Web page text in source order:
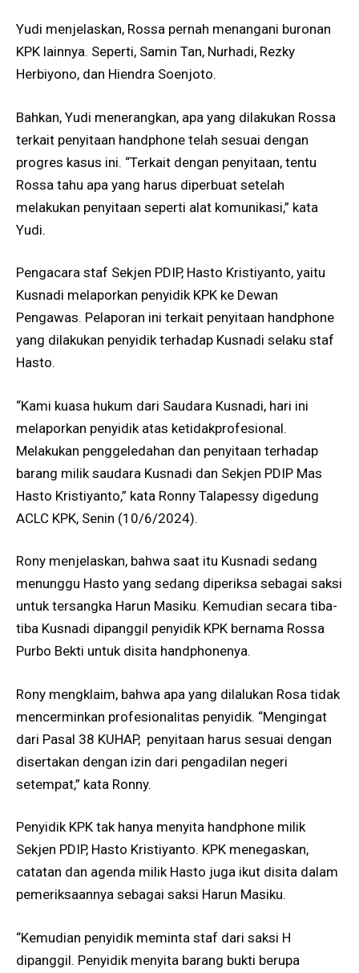
Yudi menjelaskan, Rossa pernah menangani buronan
KPK lainnya. Seperti, Samin Tan, Nurhadi, Rezky
Herbiyono, dan Hiendra Soenjoto.
Bahkan, Yudi menerangkan, apa yang dilakukan Rossa
terkait penyitaan handphone telah sesuai dengan
progres kasus ini. “Terkait dengan penyitaan, tentu
Rossa tahu apa yang harus diperbuat setelah
melakukan penyitaan seperti alat komunikasi,” kata
Yudi.
Pengacara staf Sekjen PDIP, Hasto Kristiyanto, yaitu
Kusnadi melaporkan penyidik KPK ke Dewan
Pengawas. Pelaporan ini terkait penyitaan handphone
yang dilakukan penyidik terhadap Kusnadi selaku staf
Hasto.
“Kami kuasa hukum dari Saudara Kusnadi, hari ini
melaporkan penyidik atas ketidakprofesional.
Melakukan penggeledahan dan penyitaan terhadap
barang milik saudara Kusnadi dan Sekjen PDIP Mas
Hasto Kristiyanto,” kata Ronny Talapessy digedung
ACLC KPK, Senin (10/6/2024).
Rony menjelaskan, bahwa saat itu Kusnadi sedang
menunggu Hasto yang sedang diperiksa sebagai saksi
untuk tersangka Harun Masiku. Kemudian secara tiba-
tiba Kusnadi dipanggil penyidik KPK bernama Rossa
Purbo Bekti untuk disita handphonenya.
Rony mengklaim, bahwa apa yang dilalukan Rosa tidak
mencerminkan profesionalitas penyidik. “Mengingat
dari Pasal 38 KUHAP, penyitaan harus sesuai dengan
disertakan dengan izin dari pengadilan negeri
setempat,” kata Ronny.
Penyidik KPK tak hanya menyita handphone milik
Sekjen PDIP, Hasto Kristiyanto. KPK menegaskan,
catatan dan agenda milik Hasto juga ikut disita dalam
pemeriksaannya sebagai saksi Harun Masiku.
“Kemudian penyidik meminta staf dari saksi H
dipanggil. Penyidik menyita barang bukti berupa